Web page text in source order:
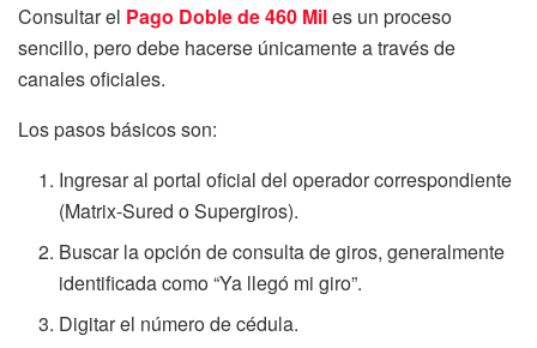
Consultar el Pago Doble de 460 Miles un proceso
sencillo, pero debe hacerse únicamente a través de
canales oficiales.
Los pasos básicos son:
Ingresar al portal oficial del operador correspondiente
(Matrix-Sured o Supergiros).
Buscar la opción de consulta de giros, generalmente
identificada como “Ya llegó mi giro”.
Digitar el número de cédula.